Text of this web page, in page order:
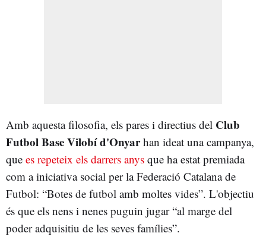
Amb aquesta filosofia, els pares i directius del Club
Futbol Base Vilobí d'Onyarhan ideat una campanya,
que es repeteix els darrers anys que ha estat premiada
com a iniciativa social per la Federació Catalana de
Futbol: “Botes de futbol amb moltes vides”. L'objectiu
és que els nens i nenes puguin jugar “al marge del
poder adquisitiu de les seves famílies”.